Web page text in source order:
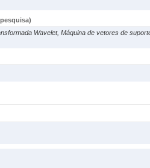
Wavelet, Máquina de vetores de